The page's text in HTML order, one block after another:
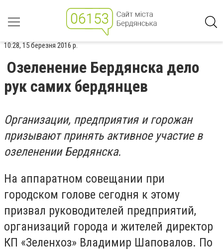
10:28, 15 березня 2016 р.
Озеленение Бердянска дело
рук самих бердянцев
Организации, предприятия и горожан
призывают принять активное участие в
озеленении Бердянска.
На аппаратном совещании при
городском голове сегодня к этому
призвал руководителей предприятий,
организаций города и жителей директор
КП «Зеленхоз» Владимир Шаповалов. По